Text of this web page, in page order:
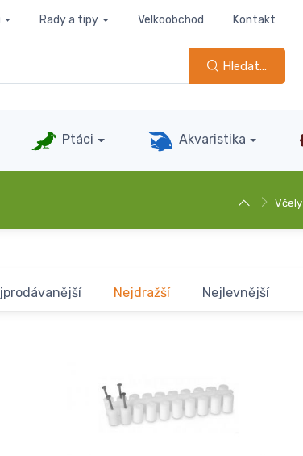
Rady a tipy Velkoobchod Kontakt
Hledat...
Ptáci Akvaristika
Včely
Nejdražší Nejlevnější